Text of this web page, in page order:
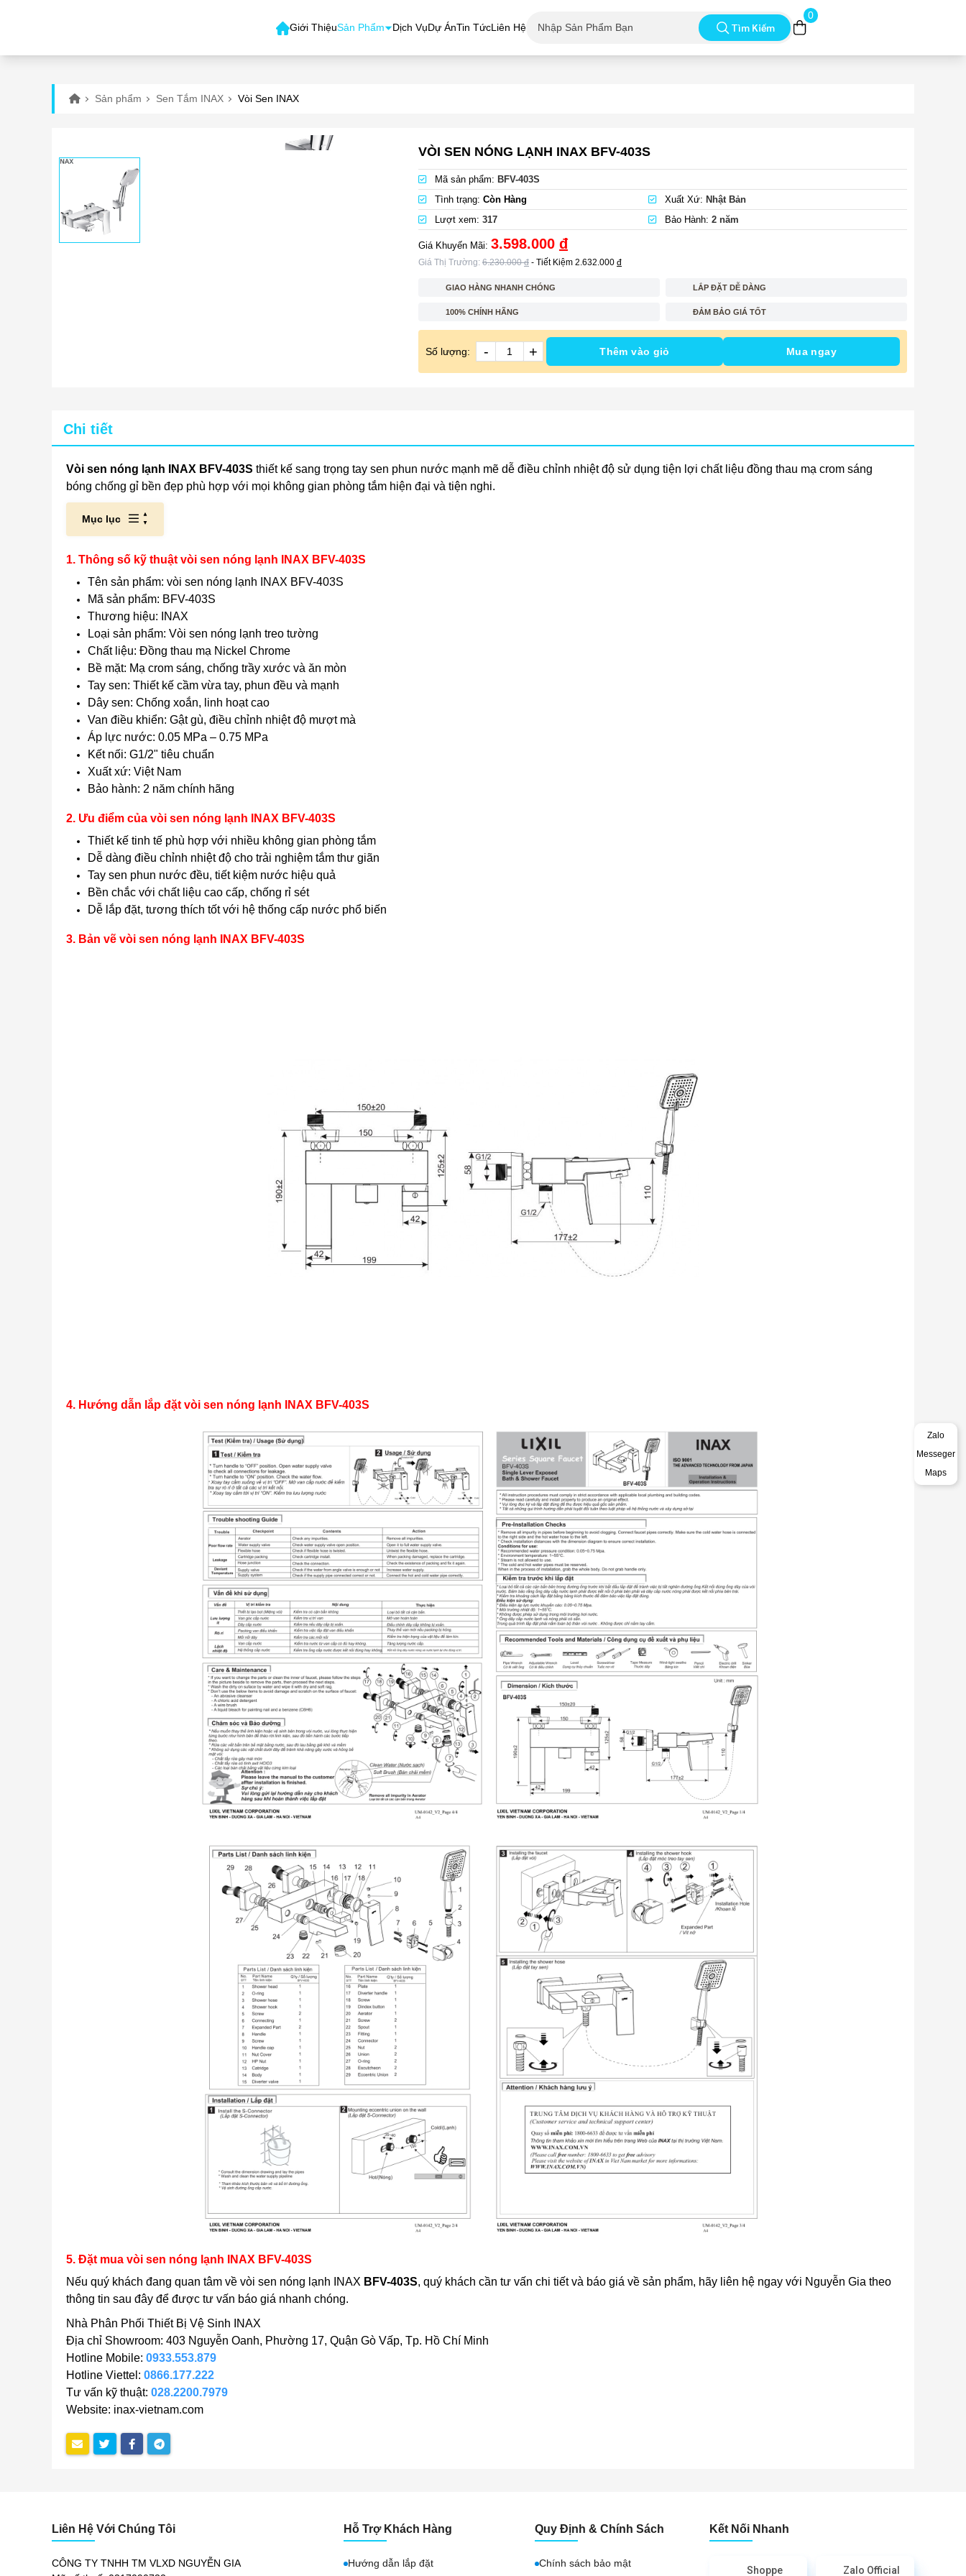
Giới ThiệuSản Phẩm Dịch VụDự ÁnTin TứcLiên Hệ Tìm Kiếm
0
Sản phẩm Sen Tắm INAX Vòi Sen INAX
VÒI SEN NÓNG LẠNH INAX BFV-403S
Mã sản phẩm: BFV-403S
Tình trạng: Còn Hàng Xuất Xứ: Nhật Bản
Lượt xem: 317 Bảo Hành: 2 năm
Giá Khuyến Mãi: 3.598.000 đ
Giá Thị Trường: 6.230.000đ - Tiết Kiệm 2.632.000 đ
GIAO HÀNG NHANH CHÓNG LẮP ĐẶT DỄ DÀNG
100% CHÍNH HÃNG ĐẢM BẢO GIÁ TỐT
Số lượng: - + Thêm vào giỏ Mua ngay
Chi tiết
Vòi sen nóng lạnh INAX BFV-403S thiết kế sang trọng tay sen phun nước mạnh mẽ dễ điều chỉnh nhiệt độ sử dụng tiện lợi chất liệu đồng thau mạ crom sáng
bóng chống gỉ bền đẹp phù hợp với mọi không gian phòng tắm hiện đại và tiện nghi.
Mục lục
1. Thông số kỹ thuật vòi sen nóng lạnh INAX BFV-403S
Tên sản phẩm: vòi sen nóng lạnh INAX BFV-403S
Mã sản phẩm: BFV-403S
Thương hiệu: INAX
Loại sản phẩm: Vòi sen nóng lạnh treo tường
Chất liệu: Đồng thau mạ Nickel Chrome
Bề mặt: Mạ crom sáng, chống trầy xước và ăn mòn
Tay sen: Thiết kế cầm vừa tay, phun đều và mạnh
Dây sen: Chống xoắn, linh hoạt cao
Van điều khiển: Gật gù, điều chỉnh nhiệt độ mượt mà
Áp lực nước: 0.05 MPa – 0.75 MPa
Kết nối: G1/2" tiêu chuẩn
Xuất xứ: Việt Nam
Bảo hành: 2 năm chính hãng
2. Ưu điểm của vòi sen nóng lạnh INAX BFV-403S
Thiết kế tinh tế phù hợp với nhiều không gian phòng tắm
Dễ dàng điều chỉnh nhiệt độ cho trải nghiệm tắm thư giãn
Tay sen phun nước đều, tiết kiệm nước hiệu quả
Bền chắc với chất liệu cao cấp, chống rỉ sét
Dễ lắp đặt, tương thích tốt với hệ thống cấp nước phổ biến
3. Bản vẽ vòi sen nóng lạnh INAX BFV-403S
4. Hướng dẫn lắp đặt vòi sen nóng lạnh INAX BFV-403S
5. Đặt mua vòi sen nóng lạnh INAX BFV-403S
Nếu quý khách đang quan tâm về vòi sen nóng lạnh INAX BFV-403S, quý khách cần tư vấn chi tiết và báo giá về sản phẩm, hãy liên hệ ngay với Nguyễn Gia theo
thông tin sau đây để được tư vấn báo giá nhanh chóng.
Nhà Phân Phối Thiết Bị Vệ Sinh INAX
Địa chỉ Showroom: 403 Nguyễn Oanh, Phường 17, Quận Gò Vấp, Tp. Hồ Chí Minh
Hotline Mobile: 0933.553.879
Hotline Viettel: 0866.177.222
Tư vấn kỹ thuật: 028.2200.7979
Website: inax-vietnam.com
Liên Hệ Với Chúng Tôi
CÔNG TY TNHH TM VLXD NGUYỄN GIA
Hỗ Trợ Khách Hàng
Hướng dẫn lắp đặt
Quy Định & Chính Sách
Chính sách bảo mật
Kết Nối Nhanh
Shoppe Zalo Official
Zalo
Messeger
Maps